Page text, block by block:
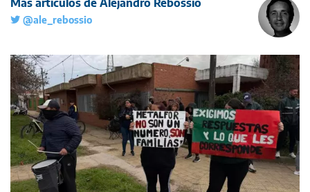
Más artículos de Alejandro Rebossio
@ale_rebossio